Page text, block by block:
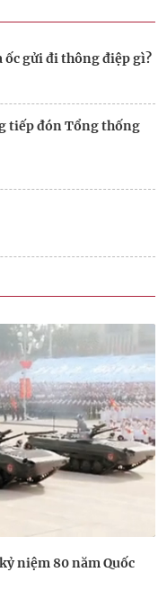
ốc gửi đi thông điệp gì?
tiếp đón Tổng thống
niệm 80 năm Quốc